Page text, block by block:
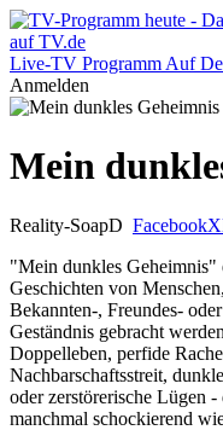
Live-TV Programm Auf
Anmelden
Mein
Reality-SoapD FacebookX
"Mein dunkles Geheimnis"
Geschichten von
Bekannten-, Freundes-
Geständnis gebracht
Doppelleben, perfide
Nachbarschaftsstreit,
oder zerstörerische Lügen
manchmal schockierend